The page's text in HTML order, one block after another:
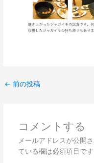
← 前の投稿
コメントする
メールアドレスが公開
ている欄は必須項目です